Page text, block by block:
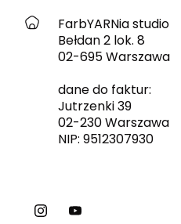
FarbYARNia studio
Bełdan 2 lok. 8
02-695 Warszawa
dane do faktur:
Jutrzenki 39
02-230 Warszawa
NIP: 9512307930